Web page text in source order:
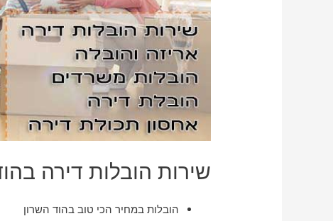
שירות הובלות דירה
הובלות במחיר הכי טוב בהוד השרון